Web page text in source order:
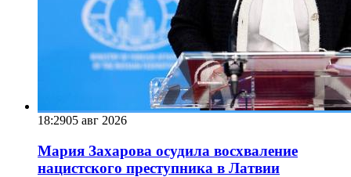
18:2905 авг 2026
Мария Захарова осудила восхваление
нацистского преступника в Латвии